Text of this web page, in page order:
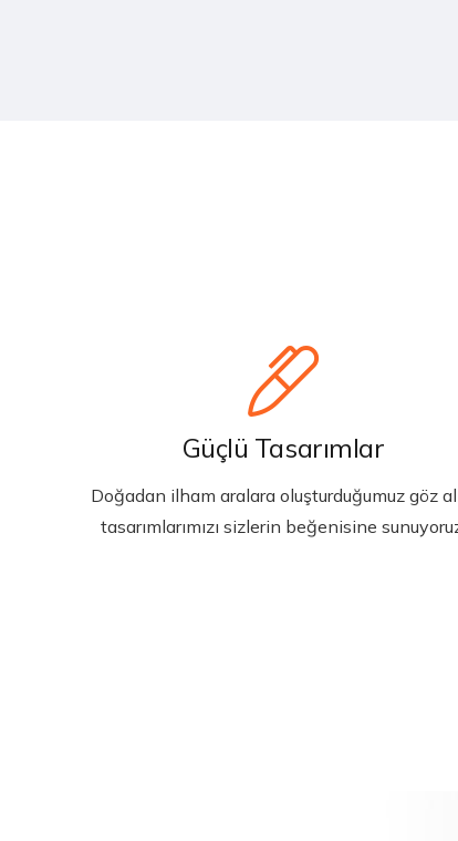
Güçlü Tasarımlar
Doğadan ilham aralara oluşturduğumuz göz
tasarımlarımızı sizlerin beğenisine